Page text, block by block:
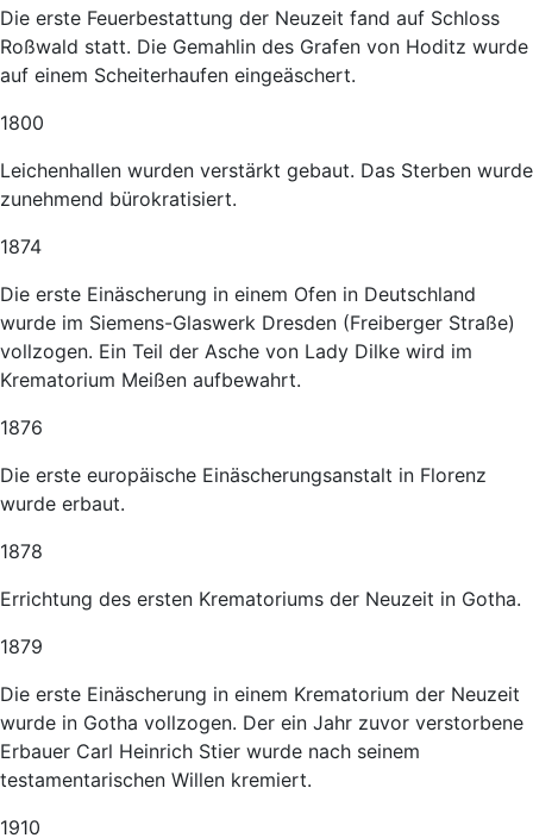
Die erste Feuerbestattung der Neuzeit fand auf Schloss
Roßwald statt. Die Gemahlin des Grafen von Hoditz wurde
auf einem Scheiterhaufen eingeäschert.
1800
Leichenhallen wurden verstärkt gebaut. Das Sterben wurde
zunehmend bürokratisiert.
1874
Die erste Einäscherung in einem Ofen in Deutschland
wurde im Siemens-Glaswerk Dresden (Freiberger Straße)
vollzogen. Ein Teil der Asche von Lady Dilke wird im
Krematorium Meißen aufbewahrt.
1876
Die erste europäische Einäscherungsanstalt in Florenz
wurde erbaut.
1878
Errichtung des ersten Krematoriums der Neuzeit in Gotha.
1879
Die erste Einäscherung in einem Krematorium der Neuzeit
wurde in Gotha vollzogen. Der ein Jahr zuvor verstorbene
Erbauer Carl Heinrich Stier wurde nach seinem
testamentarischen Willen kremiert.
1910